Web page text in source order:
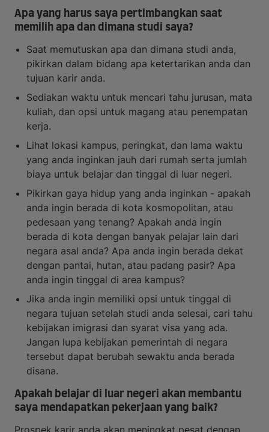
Apa yang harus saya pertimbangkan saat
memilih apa dan dimana studi saya?
Saat memutuskan apa dan dimana studi anda,
pikirkan dalam bidang apa ketertarikan anda dan
tujuan karir anda.
Sediakan waktu untuk mencari tahu jurusan, mata
kuliah, dan opsi untuk magang atau penempatan
kerja.
Lihat lokasi kampus, peringkat, dan lama waktu
yang anda inginkan jauh dari rumah serta jumlah
biaya untuk belajar dan tinggal di luar negeri.
Pikirkan gaya hidup yang anda inginkan - apakah
anda ingin berada di kota kosmopolitan, atau
pedesaan yang tenang? Apakah anda ingin
berada di kota dengan banyak pelajar lain dari
negara asal anda? Apa anda ingin berada dekat
dengan pantai, hutan, atau padang pasir? Apa
anda ingin tinggal di area kampus?
Jika anda ingin memiliki opsi untuk tinggal di
negara tujuan setelah studi anda selesai, cari tahu
kebijakan imigrasi dan syarat visa yang ada.
Jangan lupa kebijakan pemerintah di negara
tersebut dapat berubah sewaktu anda berada
disana.
Apakah belajar di luar negeri akan membantu
saya mendapatkan pekerjaan yang baik?
Prospek karir anda akan meningkat pesat dengan